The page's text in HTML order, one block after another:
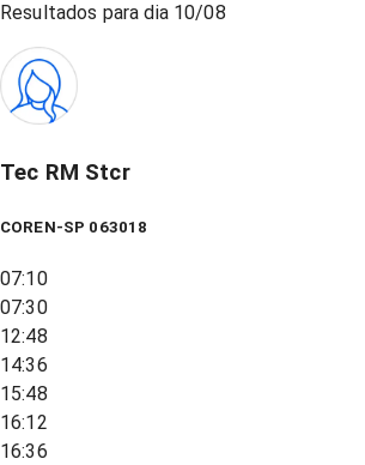
Resultados para dia 10/08
Tec RM Stcr
COREN-SP 063018
07:10
07:30
12:48
14:36
15:48
16:12
16:36